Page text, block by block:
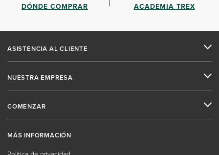
DÓNDE COMPRAR ACADEMIA TREX
ASISTENCIA AL CLIENTE
NUESTRA EMPRESA
COMENZAR
MÁS INFORMACIÓN